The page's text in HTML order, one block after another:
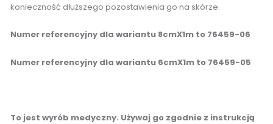
konieczność dłuższego pozostawienia go na skórze.
Numer referencyjny dla wariantu 8cmX1m to 76459-06
Numer referencyjny dla wariantu 6cmX1m to 76459-05
To jest wyrób medyczny. Używaj go zgodnie z instrukcją